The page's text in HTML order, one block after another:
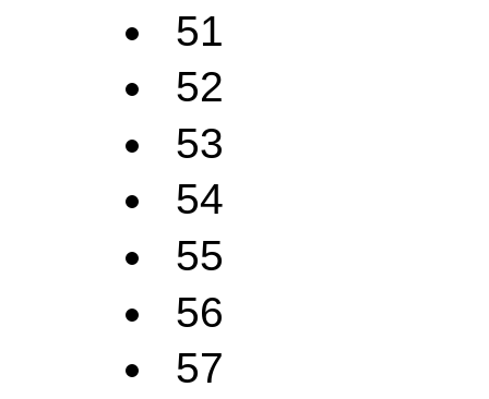
51
52
53
54
55
56
57